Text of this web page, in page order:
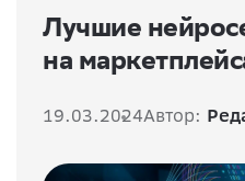
Лучшие
на
19.03.2024Автор: